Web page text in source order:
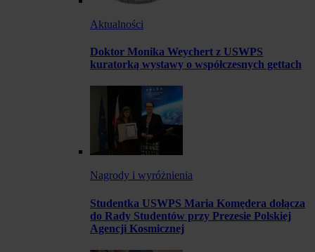
Aktualności
Doktor Monika Weychert z USWPS
kuratorką wystawy o współczesnych gettach
Nagrody i wyróżnienia
Studentka USWPS Maria Komędera dołącza
do Rady Studentów przy Prezesie Polskiej
Agencji Kosmicznej